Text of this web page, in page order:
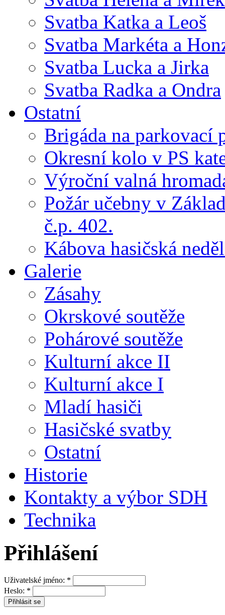
Svatba Katka a Leoš
Svatba Markéta a
Svatba Lucka a Jirka
Svatba Radka a Ondra
Ostatní
Brigáda na parkovací
Okresní kolo v PS
Výroční valná
Požár učebny v
č.p. 402.
Kábova hasičská
Galerie
Zásahy
Okrskové soutěže
Pohárové soutěže
Kulturní akce II
Kulturní akce I
Mladí hasiči
Hasičské svatby
Ostatní
Historie
Kontakty a výbor SDH
Technika
Přihlášení
Uživatelské jméno: *
Heslo: *